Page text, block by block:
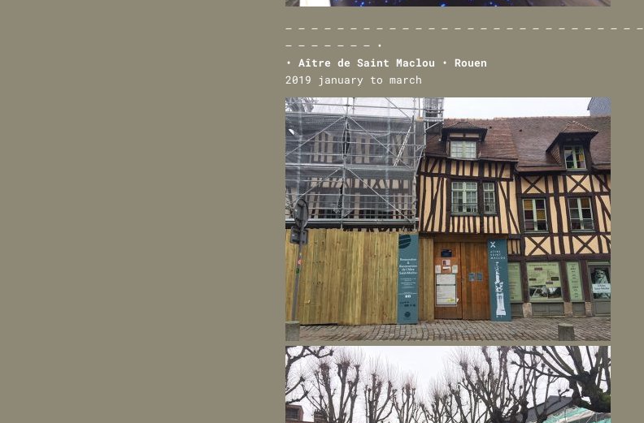
— — — — — — — — — — — — — — — — — — — — — — — — — — — —
— — — — — — — •
• Aître de Saint Maclou • Rouen
2019 january to march